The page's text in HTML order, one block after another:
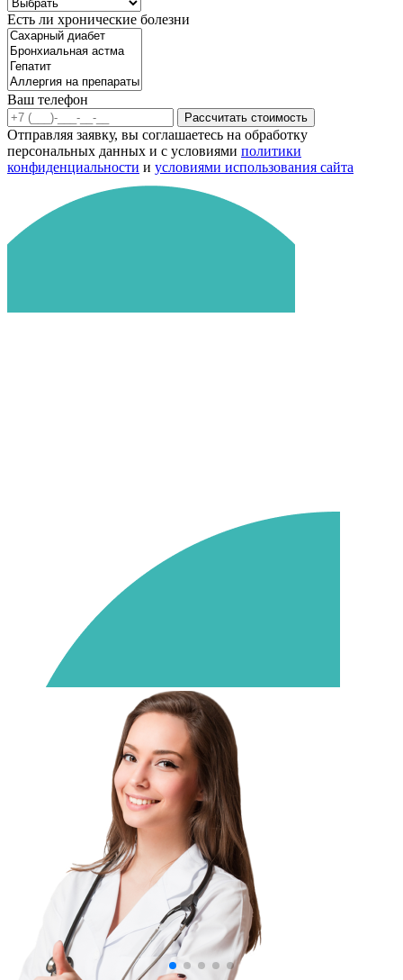
Есть ли хронические болезни
Ваш телефон
Рассчитать стоимость
Отправляя заявку, вы соглашаетесь на обработку
персональных данных и с условиями политики
конфиденциальности и условиями использования сайта